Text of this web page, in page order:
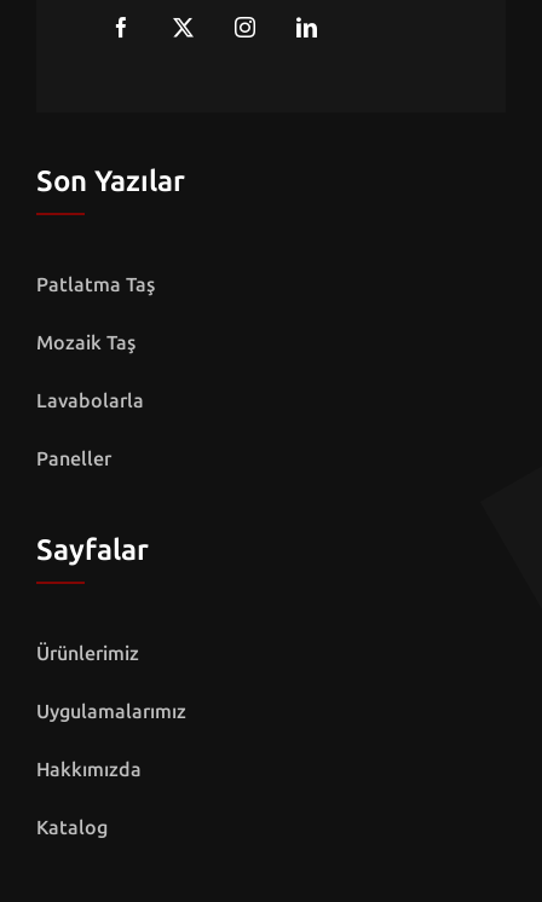
Son Yazılar
Patlatma Taş
Mozaik Taş
Lavabolarla
Paneller
Sayfalar
Ürünlerimiz
Uygulamalarımız
Hakkımızda
Katalog